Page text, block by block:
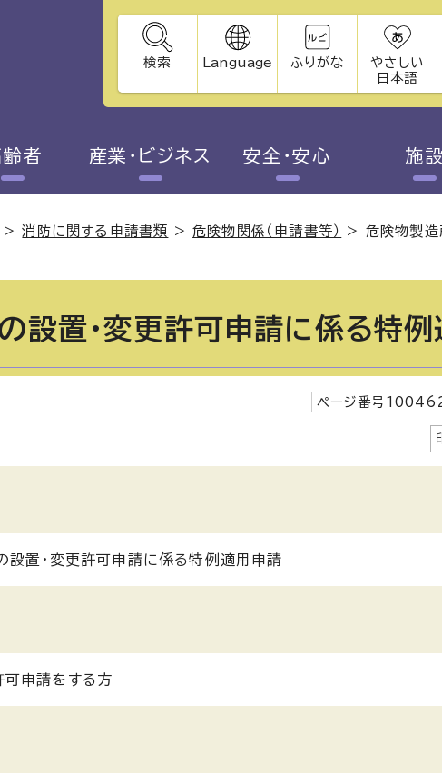
検索 Language ふりがな
やさしい
日本語
齢者 産業・ビジネス 安全・安心 施設
>消防に関する申請書類 >危険物関係（申請書等） > 危険物製造
設置・変更許可申請に係る特
ページ番号
設置・変更許可申請に係る特例適用申請
申請をする方